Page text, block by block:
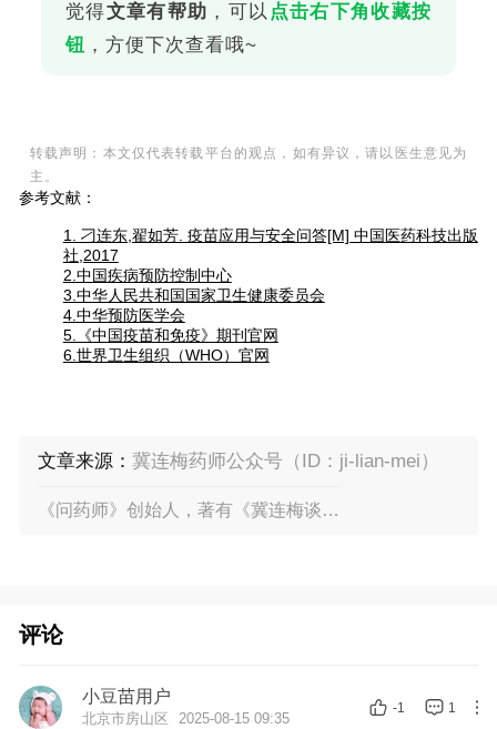
觉得文章有帮助 ，可以 点击右下角收藏按
钮 ，方便下次查看哦~
转载声明：本文仅代表转载平台的观点，如有异议，请以医生意见为
主。
参考文献：
1. 刁连东,翟如芳. 疫苗应用与安全问答[M] 中国医药科技出版
社,2017
2.中国疾病预防控制中心
3.中华人民共和国国家卫生健康委员会
4.中华预防医学会
5.《中国疫苗和免疫》期刊官网
6.世界卫生组织（WHO）官网
文章来源： 冀连梅药师公众号（ID：ji-lian-mei）
《问药师》创始人，著有《冀连梅谈中
评论
小豆苗用户
北京市房山区 2025-08-15 09:35
-1 1